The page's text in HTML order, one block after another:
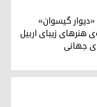
هنرهای
گیسوان»
زیبای اربیل
جهانی